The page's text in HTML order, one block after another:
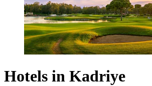
Hotels in Kadriye